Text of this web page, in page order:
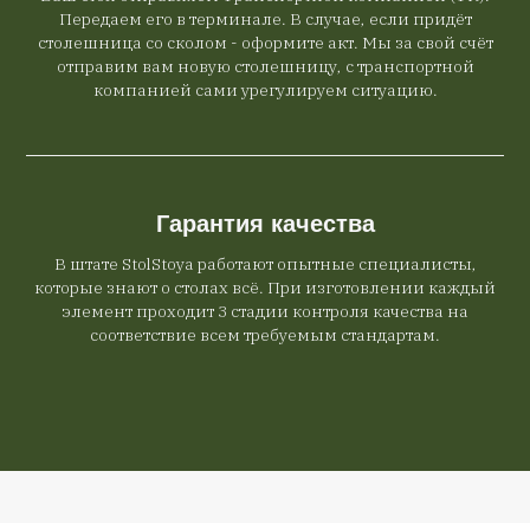
Передаем его в терминале. В случае, если придёт
столешница со сколом - оформите акт. Мы за свой счёт
отправим вам новую столешницу, с транспортной
компанией сами урегулируем ситуацию.
Гарантия качества
В штате StolStoya работают опытные специалисты,
которые знают о столах всё. При изготовлении каждый
элемент проходит 3 стадии контроля качества на
соответствие всем требуемым стандартам.